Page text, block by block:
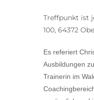
Treffpunkt ist
100, 64372
Es referiert
Ausbildungen
Trainerin im